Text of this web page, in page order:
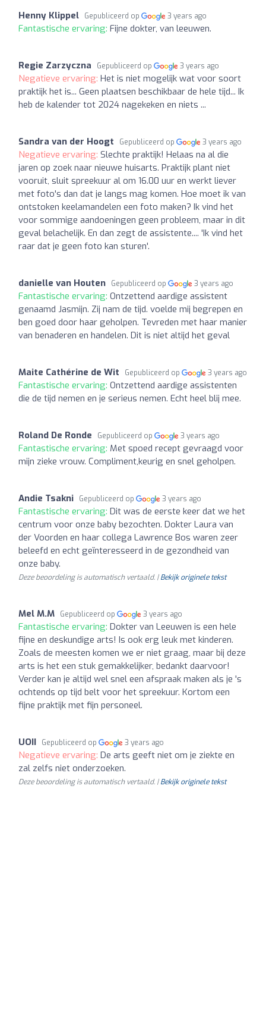
Henny Klippel Gepubliceerd op 3 years ago
Fantastische ervaring: Fijne dokter, van leeuwen.
Regie Zarzyczna Gepubliceerd op 3 years ago
Negatieve ervaring: Het is niet mogelijk wat voor soort
praktijk het is... Geen plaatsen beschikbaar de hele tijd... Ik
heb de kalender tot 2024 nagekeken en niets ...
Sandra van der Hoogt Gepubliceerd op 3 years ago
Negatieve ervaring: Slechte praktijk! Helaas na al die
jaren op zoek naar nieuwe huisarts. Praktijk plant niet
vooruit, sluit spreekuur al om 16.00 uur en werkt liever
met foto's dan dat je langs mag komen. Hoe moet ik van
ontstoken keelamandelen een foto maken? Ik vind het
voor sommige aandoeningen geen probleem, maar in dit
geval belachelijk. En dan zegt de assistente.... 'Ik vind het
raar dat je geen foto kan sturen'.
danielle van Houten Gepubliceerd op 3 years ago
Fantastische ervaring: Ontzettend aardige assistent
genaamd Jasmijn. Zij nam de tijd. voelde mij begrepen en
ben goed door haar geholpen. Tevreden met haar manier
van benaderen en handelen. Dit is niet altijd het geval
Maite Cathérine de Wit Gepubliceerd op 3 years ago
Fantastische ervaring: Ontzettend aardige assistenten
die de tijd nemen en je serieus nemen. Echt heel blij mee.
Roland De Ronde Gepubliceerd op 3 years ago
Fantastische ervaring: Met spoed recept gevraagd voor
mijn zieke vrouw. Compliment,keurig en snel geholpen.
Andie Tsakni Gepubliceerd op 3 years ago
Fantastische ervaring: Dit was de eerste keer dat we het
centrum voor onze baby bezochten. Dokter Laura van
der Voorden en haar collega Lawrence Bos waren zeer
beleefd en echt geïnteresseerd in de gezondheid van
onze baby.
Deze beoordeling is automatisch vertaald. |Bekijk originele tekst
Mel M.M Gepubliceerd op 3 years ago
Fantastische ervaring: Dokter van Leeuwen is een hele
fijne en deskundige arts! Is ook erg leuk met kinderen.
Zoals de meesten komen we er niet graag, maar bij deze
arts is het een stuk gemakkelijker, bedankt daarvoor!
Verder kan je altijd wel snel een afspraak maken als je 's
ochtends op tijd belt voor het spreekuur. Kortom een
fijne praktijk met fijn personeel.
UOII Gepubliceerd op 3 years ago
Negatieve ervaring: De arts geeft niet om je ziekte en
zal zelfs niet onderzoeken.
Deze beoordeling is automatisch vertaald. |Bekijk originele tekst